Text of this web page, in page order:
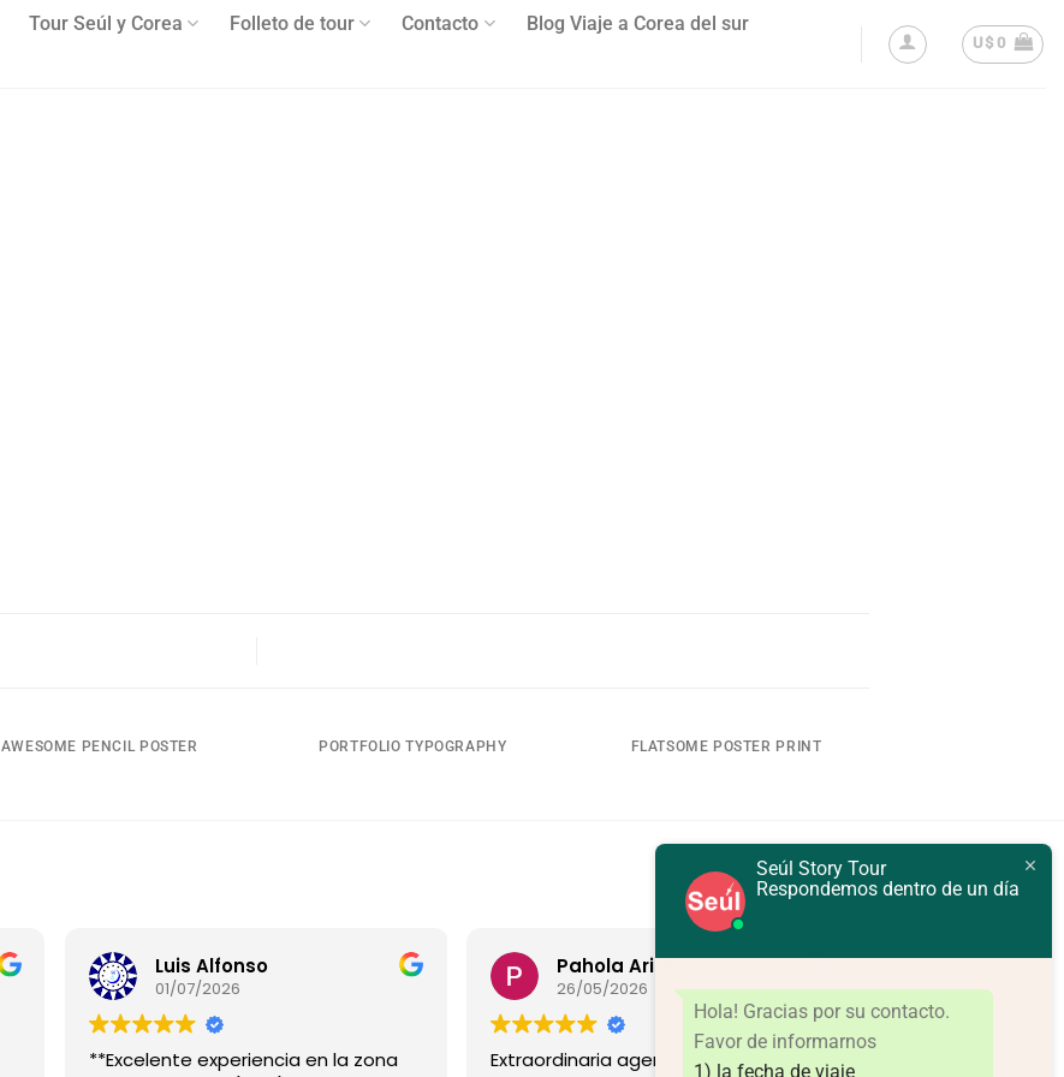
Tour Seúl y Corea Folleto de tour Contacto Blog Viaje a Corea del sur
U$0
AWESOME PENCIL POSTER PORTFOLIO TYPOGRAPHY FLATSOME POSTER PRINT
Luis Alfonso
01/07/2026
**Excelente experiencia en la zona
Pahola Arias
26/05/2026
Extraordinaria agencia! Muy
EGV
23/04/2026
Seúl Story Tour
Respondemos dentro de un día
Hola! Gracias por su contacto.
Favor de informarnos
1) la fecha de viaje